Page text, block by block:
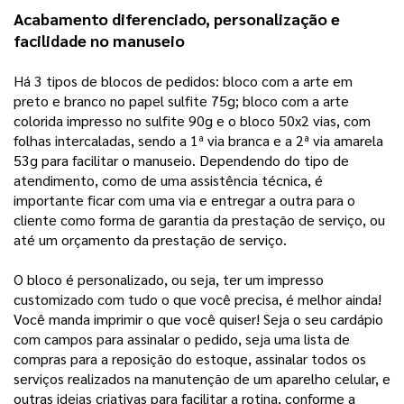
Acabamento diferenciado, personalização e
facilidade no manuseio
Há 3 tipos de blocos de pedidos: bloco com a arte em
preto e branco no papel sulfite 75g; bloco com a arte
colorida impresso no sulfite 90g e o bloco 50x2 vias, com
folhas intercaladas, sendo a 1ª via branca e a 2ª via amarela
53g para facilitar o manuseio. Dependendo do tipo de
atendimento, como de uma assistência técnica, é
importante ficar com uma via e entregar a outra para o
cliente como forma de garantia da prestação de serviço, ou
até um orçamento da prestação de serviço.
O bloco é personalizado, ou seja, ter um impresso
customizado com tudo o que você precisa, é melhor ainda!
Você manda imprimir o que você quiser! Seja o seu cardápio
com campos para assinalar o pedido, seja uma lista de
compras para a reposição do estoque, assinalar todos os
serviços realizados na manutenção de um aparelho celular, e
outras ideias criativas para facilitar a rotina, conforme a